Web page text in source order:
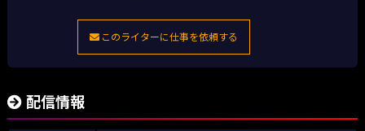
このライターに仕事を依頼する
配信情報